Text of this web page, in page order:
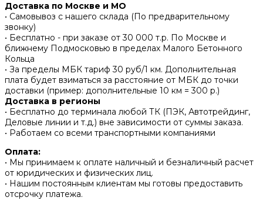
Доставка по Москве и МО
• Самовывоз с нашего склада (По предварительному
звонку)
• Бесплатно - при заказе от 30 000 т.р. По Москве и
ближнему Подмосковью в пределах Малого Бетонного
Кольца
• За пределы МБК тариф 30 руб/1 км. Дополнительная
плата будет взиматься за расстояние от МБК до точки
доставки (пример: дополнительные 10 км = 300 р.)
Доставка в регионы
• Бесплатно до терминала любой ТК (ПЭК, Автотрейдинг,
Деловые линии и т.д.) вне зависимости от суммы заказа.
• Работаем со всеми транспортными компаниями
Оплата:
• Мы принимаем к оплате наличный и безналичный расчет
от юридических и физических лиц.
• Нашим постоянным клиентам мы готовы предоставить
отсрочку платежа.